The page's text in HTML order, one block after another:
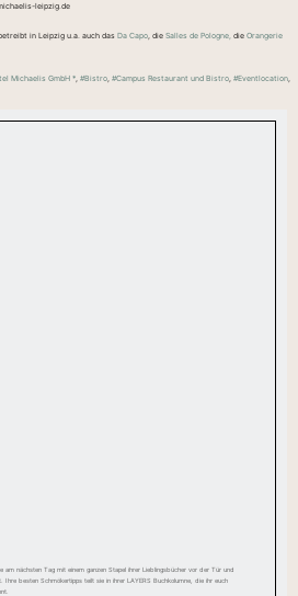
leipzig.de
in Leipzig u.a. auch das Da Capo , die Salles de Pologne, die Orangerie
Michaelis GmbH *, #Bistro, #Campus Restaurant und Bistro, #Eventlocation,
am nächsten Tag mit einem ganzen Stapel ihrer Lieblingsbücher vor der Tür und
Ihre besten Schmökertipps teilt sie in ihrer LAYERS Buchkolumne, die ihr euch